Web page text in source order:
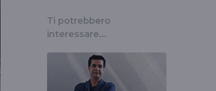
Ti potrebbero
interessare...